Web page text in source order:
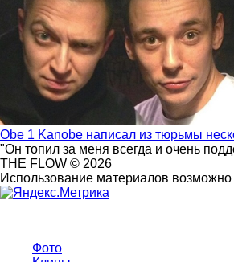
Obe 1 Kanobe написал из тюрьмы
"Он топил за меня всегда и очень
THE FLOW © 2026
Использование материалов возможно
Фото